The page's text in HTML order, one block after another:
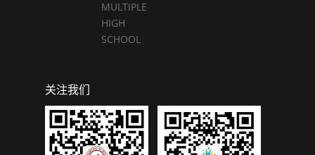
MULTIPLE
HIGH
SCHOOL
关注我们